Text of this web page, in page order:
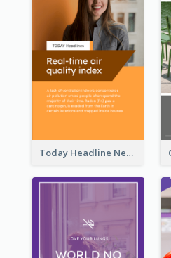
Today Headline News Report Instagram Story